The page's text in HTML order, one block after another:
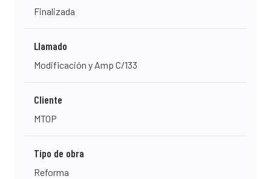
Finalizada
Llamado
Modificación y Amp C/133
Cliente
MTOP
Tipo de obra
Reforma